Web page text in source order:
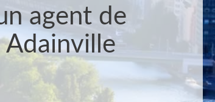
agent de
Adainville